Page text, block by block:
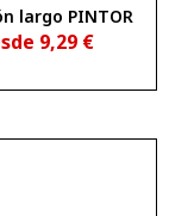
largo PINTOR
9,29 €